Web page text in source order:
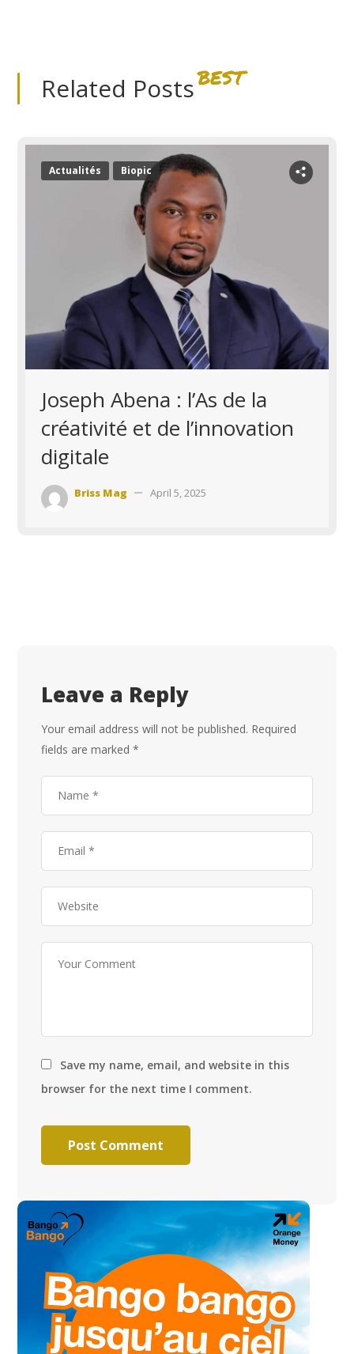
Related PostsBEST
Actualités Biopic
Joseph Abena : l’As de la
créativité et de l’innovation
digitale
Briss Mag April 5, 2025
Leave a Reply
Your email address will not be published. Required
fields are marked*
Save my name, email, and website in this
browser for the next time I comment.